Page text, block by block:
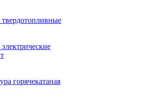
горячекатаная